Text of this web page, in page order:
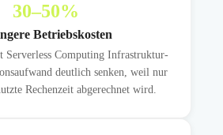
30–50%
Betriebskosten
Serverless Computing Infrastruktur-
deutlich senken, weil nur
Rechenzeit abgerechnet wird.